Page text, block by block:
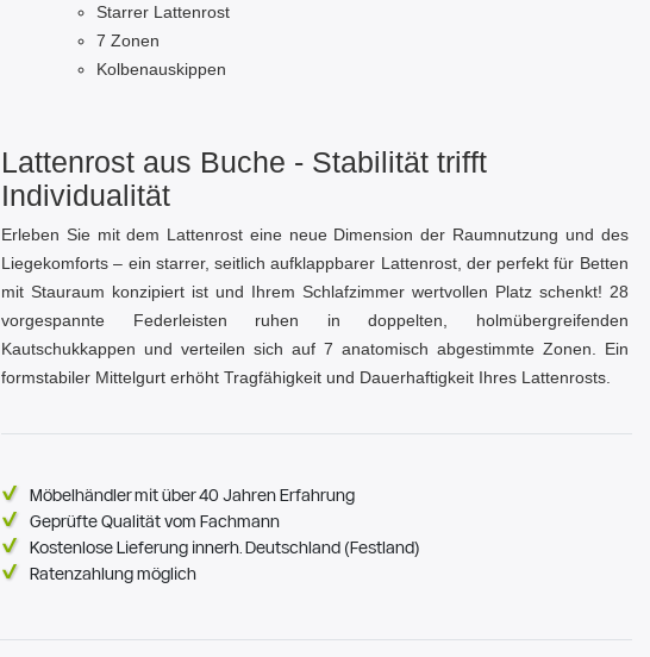
Starrer Lattenrost
7 Zonen
Kolbenauskippen
Lattenrost aus Buche - Stabilität trifft
Individualität
Erleben Sie mit dem Lattenrost eine neue Dimension der Raumnutzung und des
Liegekomforts – ein starrer, seitlich aufklappbarer Lattenrost, der perfekt für Betten
mit Stauraum konzipiert ist und Ihrem Schlafzimmer wertvollen Platz schenkt! 28
vorgespannte Federleisten ruhen in doppelten, holmübergreifenden
Kautschukkappen und verteilen sich auf 7 anatomisch abgestimmte Zonen. Ein
formstabiler Mittelgurt erhöht Tragfähigkeit und Dauerhaftigkeit Ihres Lattenrosts.
Möbelhändler mit über 40 Jahren Erfahrung
Geprüfte Qualität vom Fachmann
Kostenlose Lieferung innerh. Deutschland (Festland)
Ratenzahlung möglich